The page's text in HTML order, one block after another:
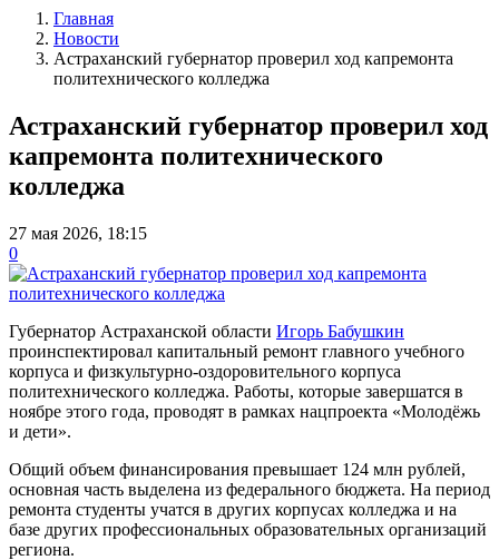
Главная
Новости
Астраханский губернатор проверил ход капремонта
политехнического колледжа
Астраханский губернатор проверил ход
капремонта политехнического
колледжа
27 мая 2026, 18:15
0
Губернатор Астраханской области Игорь Бабушкин
проинспектировал капитальный ремонт главного учебного
корпуса и физкультурно-оздоровительного корпуса
политехнического колледжа. Работы, которые завершатся в
ноябре этого года, проводят в рамках нацпроекта «Молодёжь
и дети».
Общий объем финансирования превышает 124 млн рублей,
основная часть выделена из федерального бюджета. На период
ремонта студенты учатся в других корпусах колледжа и на
базе других профессиональных образовательных организаций
региона.